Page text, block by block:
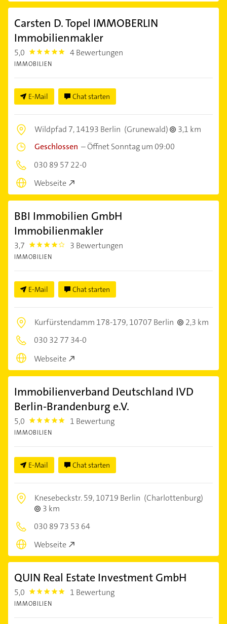
Carsten D. Topel IMMOBERLIN
Immobilienmakler
5,0 5.0 4 Bewertungen
IMMOBILIEN
E-Mail Chat starten
Wildpfad 7,14193 Berlin (Grunewald)
3,1 km
Geschlossen –Öffnet Sonntag um 09:00
030 89 57 22-0
Webseite
BBI Immobilien GmbH
Immobilienmakler
3,7 3.7 3 Bewertungen
IMMOBILIEN
E-Mail Chat starten
Kurfürstendamm 178-179,10707 Berlin
2,3 km
030 32 77 34-0
Webseite
Immobilienverband Deutschland IVD
Berlin-Brandenburg e.V.
5,0 5.0 1 Bewertung
IMMOBILIEN
E-Mail Chat starten
Knesebeckstr. 59,10719 Berlin (Charlottenburg)
3 km
030 89 73 53 64
Webseite
QUIN Real Estate Investment GmbH
5,0 5.0 1 Bewertung
IMMOBILIEN